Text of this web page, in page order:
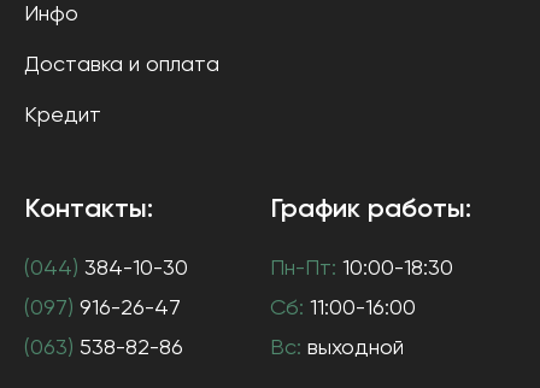
Инфо
Доставка и оплата
Кредит
Контакты:
(044) 384-10-30
(097) 916-26-47
(063) 538-82-86
График работы:
Пн-Пт: 10:00-18:30
Сб: 11:00-16:00
Вс: выходной